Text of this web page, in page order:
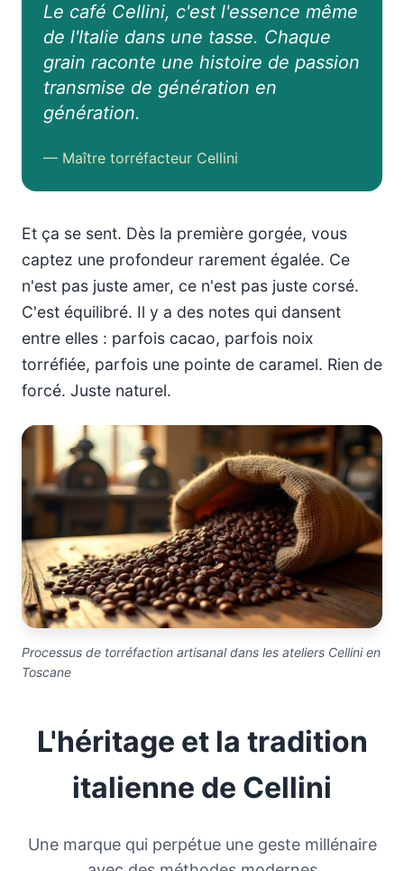
Le café Cellini, c'est l'essence même
de l'Italie dans une tasse. Chaque
grain raconte une histoire de passion
transmise de génération en
génération.
— Maître torréfacteur Cellini
Et ça se sent. Dès la première gorgée, vous
captez une profondeur rarement égalée. Ce
n'est pas juste amer, ce n'est pas juste corsé.
C'est équilibré. Il y a des notes qui dansent
entre elles : parfois cacao, parfois noix
torréfiée, parfois une pointe de caramel. Rien de
forcé. Juste naturel.
Processus de torréfaction artisanal dans les ateliers Cellini en
Toscane
L'héritage et la tradition
italienne de Cellini
Une marque qui perpétue une geste millénaire